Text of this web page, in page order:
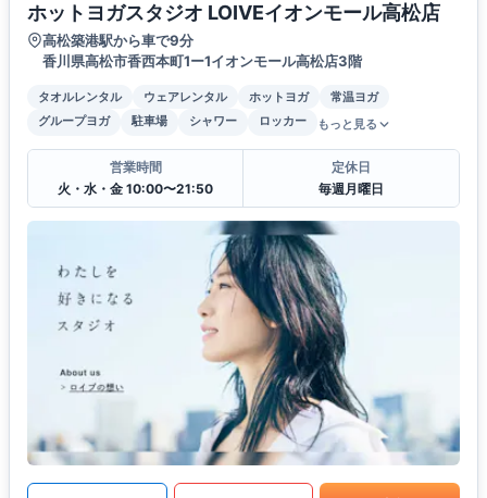
ホットヨガスタジオ LOIVEイオンモール高松店
高松築港駅から車で9分
香川県高松市香西本町1ー1イオンモール高松店3階
タオルレンタル ウェアレンタル ホットヨガ
常温ヨガ
グループヨガ
駐車場 シャワー ロッカー もっと見る
営業時間
火・水・金 10:00〜21:50
定休日
毎週月曜日